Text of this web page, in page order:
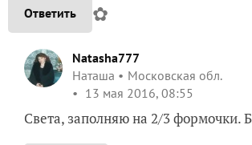
Ответить ✿
Natasha777
Наташа
Московская обл.
13 мая 2016, 08:55
Света, заполняю на 2/3 формочки.